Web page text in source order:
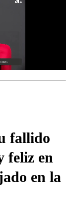
fallido
feliz en
en la